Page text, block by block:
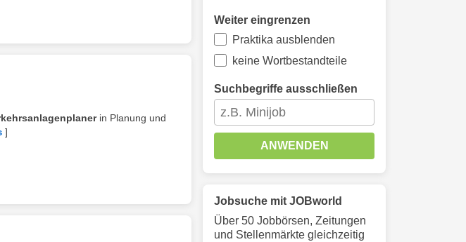
in Planung und
]
Weiter eingrenzen
Praktika ausblenden
keine Wortbestandteile
Suchbegriffe ausschließen
ANWENDEN
Jobsuche mit JOBworld
Über 50 Jobbörsen, Zeitungen
und Stellenmärkte gleichzeitig